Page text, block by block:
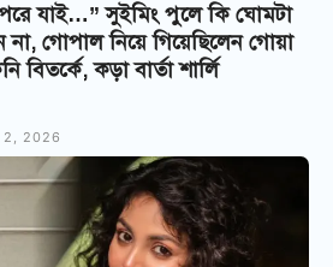
পরে যাই…” সুইমিং পুলে কি ঘোমটা
না, গোপাল নিয়ে গিয়েছিলেন গোয়া
বিতর্কে, কড়া বার্তা শার্লি
2, 2026